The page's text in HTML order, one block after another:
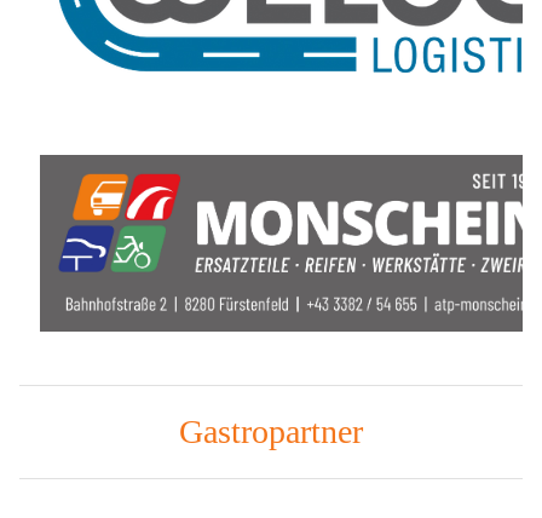
Gastropartner